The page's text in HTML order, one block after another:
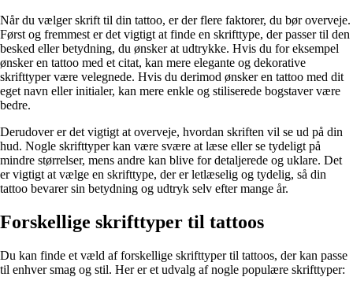
Når du vælger skrift til din tattoo, er der flere faktorer, du bør overveje.
Først og fremmest er det vigtigt at finde en skrifttype, der passer til den
besked eller betydning, du ønsker at udtrykke. Hvis du for eksempel
ønsker en tattoo med et citat, kan mere elegante og dekorative
skrifttyper være velegnede. Hvis du derimod ønsker en tattoo med dit
eget navn eller initialer, kan mere enkle og stiliserede bogstaver være
bedre.
Derudover er det vigtigt at overveje, hvordan skriften vil se ud på din
hud. Nogle skrifttyper kan være svære at læse eller se tydeligt på
mindre størrelser, mens andre kan blive for detaljerede og uklare. Det
er vigtigt at vælge en skrifttype, der er letlæselig og tydelig, så din
tattoo bevarer sin betydning og udtryk selv efter mange år.
Forskellige skrifttyper til tattoos
Du kan finde et væld af forskellige skrifttyper til tattoos, der kan passe
til enhver smag og stil. Her er et udvalg af nogle populære skrifttyper: